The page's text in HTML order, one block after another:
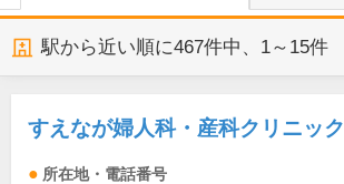
駅から近い順に467件中、 1～15件
すえなが婦人科・産科クリニック
所在地・電話番号